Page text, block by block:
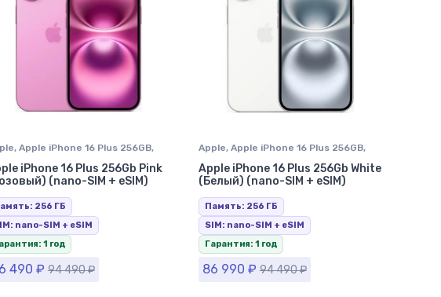
, Apple iPhone 16 Plus 256GB,
16 Plus
iPhone в Ставрополе
iPhone 16 Plus 256Gb Pink
(nano-SIM + eSIM)
256 ГБ
nano-SIM + eSIM
1 год
490 ₽ 94 490₽
Apple, Apple iPhone 16 Plus 256GB,
iPhone 16 Plus
iPhone в Ставрополе
Apple iPhone 16 Plus 256Gb White
(Белый) (nano-SIM + eSIM)
Память: 256 ГБ
SIM: nano-SIM + eSIM
Гарантия: 1 год
86 990 ₽ 94 490₽